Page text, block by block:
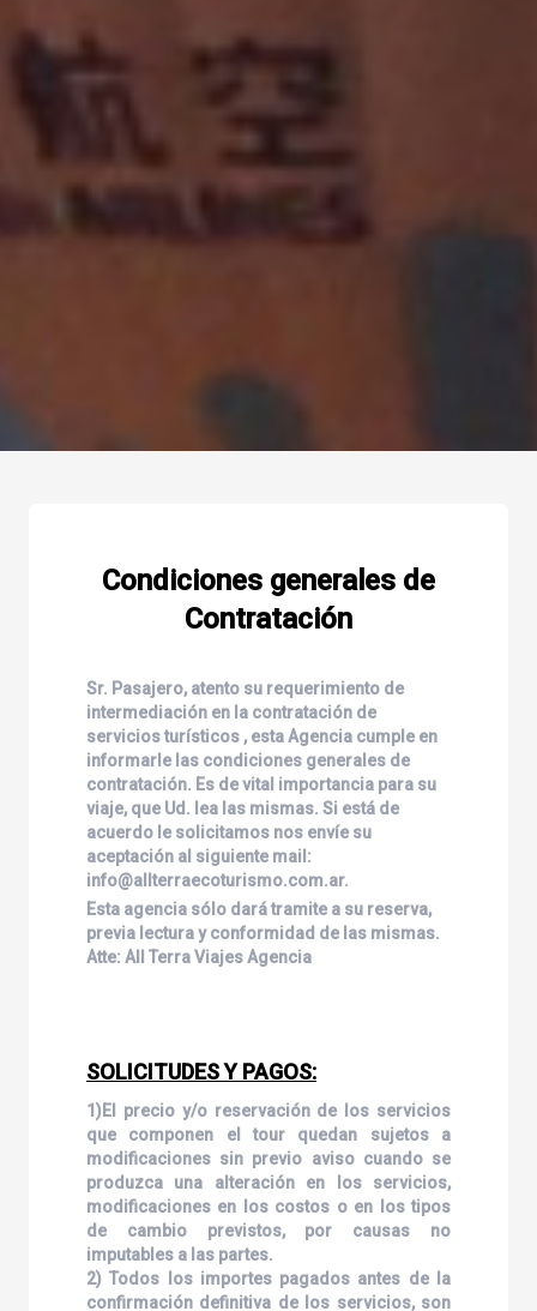
Condiciones generales de
Contratación
Sr. Pasajero, atento su requerimiento de
intermediación en la contratación de
servicios turísticos , esta Agencia cumple en
informarle las condiciones generales de
contratación. Es de vital importancia para su
viaje, que Ud. lea las mismas. Si está de
acuerdo le solicitamos nos envíe su
aceptación al siguiente mail:
info@allterraecoturismo.com.ar.
Esta agencia sólo dará tramite a su reserva,
previa lectura y conformidad de las mismas.
Atte: All Terra Viajes Agencia
SOLICITUDES Y PAGOS:
1)El precio y/o reservación de los servicios
que componen el tour quedan sujetos a
modificaciones sin previo aviso cuando se
produzca una alteración en los servicios,
modificaciones en los costos o en los tipos
de cambio previstos, por causas no
imputables a las partes.
2) Todos los importes pagados antes de la
confirmación definitiva de los servicios, son